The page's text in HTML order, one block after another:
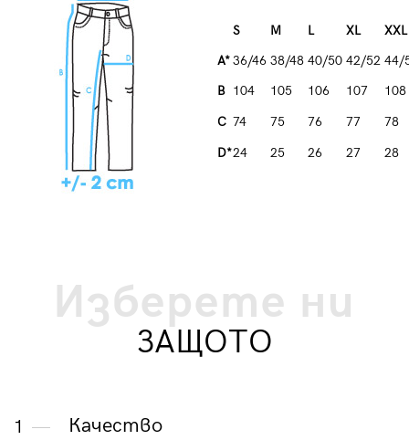
S M L XL
XXL
A*36/46 38/48 40/50 42/52 44/
B 104 105 106 107
108
C 74 75 76 77
78
D*24 25 26 27 28
Изберете ни
ЗАЩОТО
1 Качество